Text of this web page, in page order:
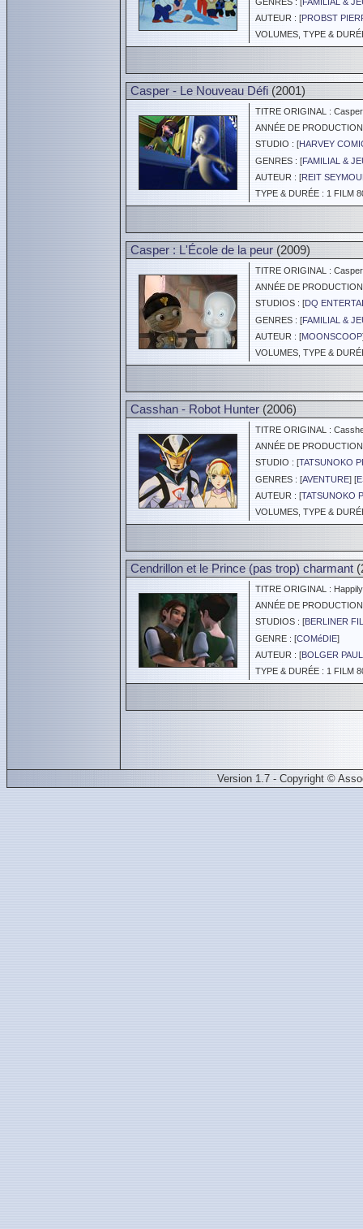
AUTEUR : [PROBST
VOLUMES, TYPE &
Casper - Le Nouveau Défi (2001)
TITRE ORIGINAL :
ANNÉE DE
STUDIO : [HARVEY
GENRES : [FAMILIAL &
AUTEUR : [REIT
TYPE & DURÉE : 1 FILM
Casper : L'École de la peur (2009)
TITRE ORIGINAL :
ANNÉE DE
STUDIOS : [DQ
GENRES : [FAMILIAL &
AUTEUR : [MOONSCOOP
VOLUMES, TYPE &
Casshan - Robot Hunter (2006)
TITRE ORIGINAL :
ANNÉE DE
STUDIO : [TATSUNOKO
GENRES : [AVENTURE] [
AUTEUR : [TATSUNOKO
VOLUMES, TYPE &
Cendrillon et le Prince (pas trop) charmant
TITRE ORIGINAL :
ANNÉE DE
STUDIOS : [BERLINER
GENRE : [COMéDIE]
AUTEUR : [BOLGER
TYPE & DURÉE : 1 FILM
Version 1.7 - Copyright ©